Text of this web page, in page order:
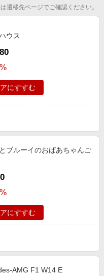
遷移先ページでご確認ください。
ウス
にすすむ
ブルーイのおばあちゃんご
にすすむ
AMG F1 W14 E